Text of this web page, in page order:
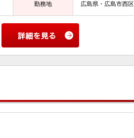
勤務地 広島県・広島市西区